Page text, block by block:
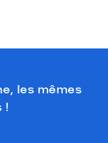
les mêmes
!